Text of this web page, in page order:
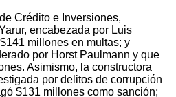
Crédito e Inversiones,
encabezada por Luis
millones en multas; y
por Horst Paulmann y que
Asimismo, la constructora
por delitos de corrupción
$131 millones como sanción;